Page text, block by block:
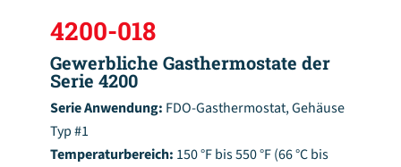
4200-018
Gewerbliche Gasthermostate der
Serie 4200
Serie Anwendung: FDO-Gasthermostat, Gehäuse
Typ #1
Temperaturbereich: 150 °F bis 550 °F (66 °C bis